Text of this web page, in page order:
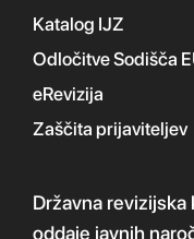
Katalog IJZ
Odločitve Sodišča
eRevizija
Zaščita prijaviteljev
Državna revizijska
oddaje javnih